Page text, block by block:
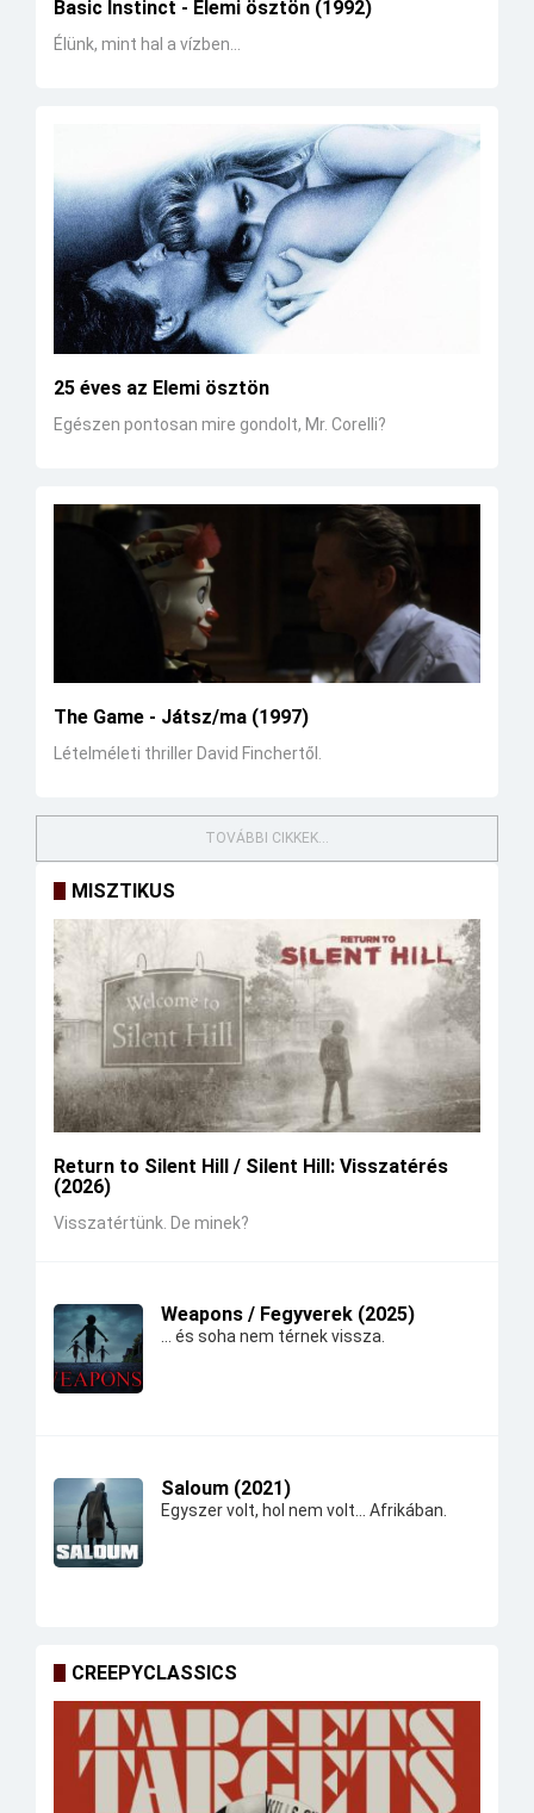
Basic Instinct - Elemi ösztön (1992)
Élünk, mint hal a vízben...
25 éves az Elemi ösztön
Egészen pontosan mire gondolt, Mr. Corelli?
The Game - Játsz/ma (1997)
Lételméleti thriller David Finchertől.
TOVÁBBI CIKKEK...
MISZTIKUS
Return to Silent Hill / Silent Hill: Visszatérés
(2026)
Visszatértünk. De minek?
Weapons / Fegyverek (2025)
... és soha nem térnek vissza.
Saloum (2021)
Egyszer volt, hol nem volt... Afrikában.
CREEPYCLASSICS